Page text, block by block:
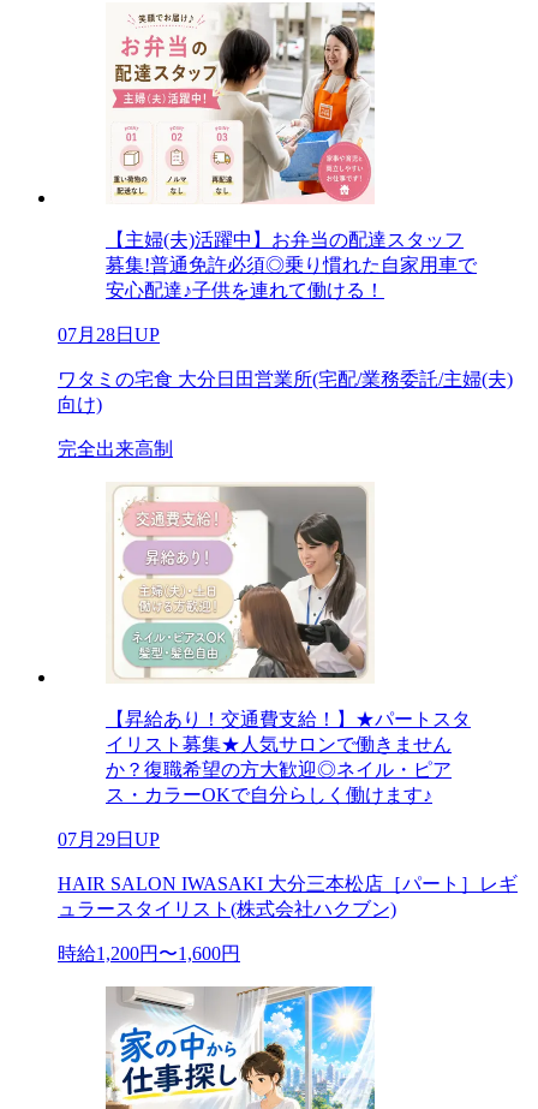
【主婦(夫)活躍中】お弁当の配達スタッフ
募集!普通免許必須◎乗り慣れた自家用車で
安心配達♪子供を連れて働ける！
07月28日UP
ワタミの宅食 大分日田営業所(宅配/業務委託/主婦(夫)
向け)
完全出来高制
【昇給あり！交通費支給！】★パートスタ
イリスト募集★人気サロンで働きません
か？復職希望の方大歓迎◎ネイル・ピア
ス・カラーOKで自分らしく働けます♪
07月29日UP
HAIR SALON IWASAKI 大分三本松店［パート］レギ
ュラースタイリスト(株式会社ハクブン)
時給1,200円〜1,600円